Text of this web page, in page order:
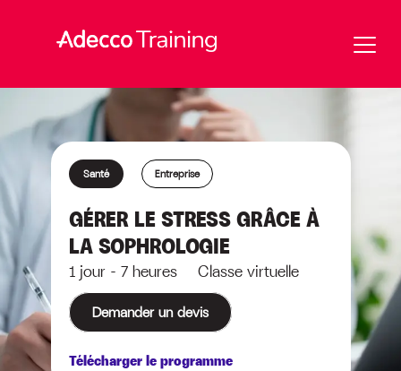
Santé Entreprise
GÉRER LE STRESS GRÂCE À
LA SOPHROLOGIE
1 jour - 7 heures Classe virtuelle
Demander un devis
Télécharger le programme